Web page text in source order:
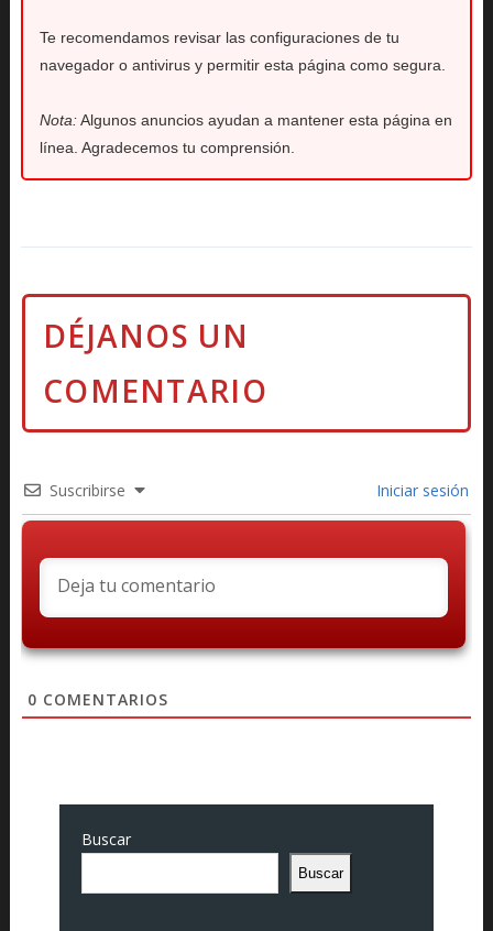
Te recomendamos revisar las configuraciones de tu
navegador o antivirus y permitir esta página como segura.
Nota:Algunos anuncios ayudan a mantener esta página en
línea. Agradecemos tu comprensión.
Suscribirse Iniciar sesión
0 COMENTARIOS
Buscar
Buscar